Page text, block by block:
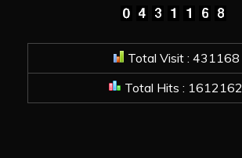
Total Visit : 431168
Total Hits : 1612162